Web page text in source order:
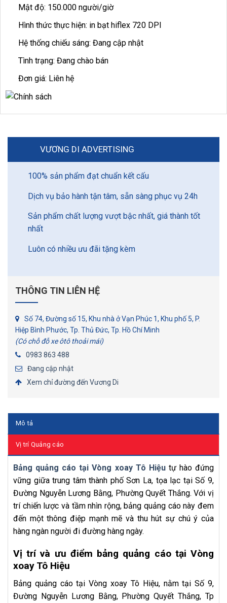
Mật độ: 150.000 người/giờ
Hình thức thực hiện: in bạt hiflex 720 DPI
Hệ thống chiếu sáng: Đang cập nhật
Tình trạng: Đang chào bán
Đơn giá: Liên hệ
VƯƠNG DI ADVERTISING
100% sản phẩm đạt chuẩn kết cấu
Dịch vụ bảo hành tận tâm, sẵn sàng phục vụ 24h
Sản phẩm chất lượng vượt bậc nhất, giá thành tốt
nhất
Luôn có nhiều ưu đãi tặng kèm
THÔNG TIN LIÊN HỆ
Số 74, Đường số 15, Khu nhà ở Vạn Phúc 1, Khu phố 5, P.
Hiệp Bình Phước, Tp. Thủ Đức, Tp. Hồ Chí Minh
(Có chỗ đỗ xe ôtô thoải mái)
0983 863 488
Đang cập nhật
Xem chỉ đường đến Vương Di
Mô tả
Vị trí Quảng cáo
Bảng quảng cáo tại Vòng xoay Tô Hiệutự hào đứng
vững giữa trung tâm thành phố Sơn La, tọa lạc tại Số 9,
Đường Nguyễn Lương Bằng, Phường Quyết Thắng. Với vị
trí chiến lược và tầm nhìn rộng, bảng quảng cáo này đem
đến một thông điệp mạnh mẽ và thu hút sự chú ý của
hàng ngàn người đi đường hàng ngày.
Vị trí và ưu điểm bảng quảng cáo tại Vòng
xoay Tô Hiệu
Bảng quảng cáo tại Vòng xoay Tô Hiệu, nằm tại Số 9,
Đường Nguyễn Lương Bằng, Phường Quyết Thắng, Tp